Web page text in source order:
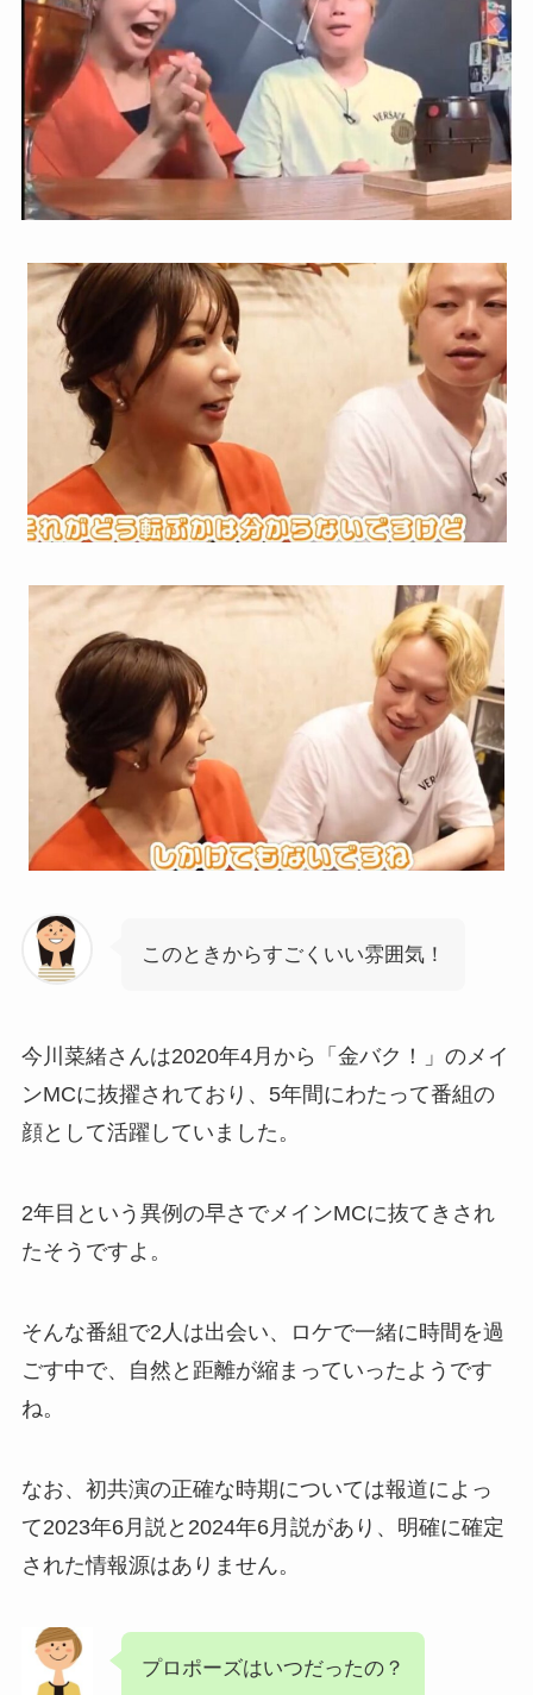
このときからすごくいい雰囲気！
今川菜緒さんは2020年4月から「金バク！」のメイ
ンMCに抜擢されており、5年間にわたって番組の
顔として活躍していました。
2年目という異例の早さでメインMCに抜てきされ
たそうですよ。
そんな番組で2人は出会い、ロケで一緒に時間を過
ごす中で、自然と距離が縮まっていったようです
ね。
なお、初共演の正確な時期については報道によっ
て2023年6月説と2024年6月説があり、明確に確定
された情報源はありません。
プロポーズはいつだったの？